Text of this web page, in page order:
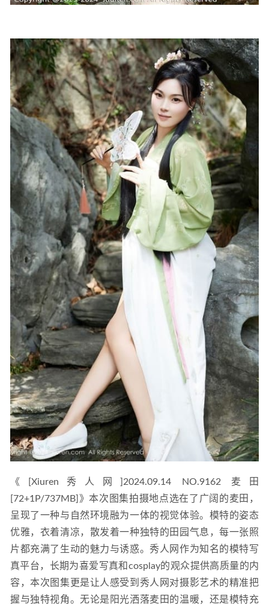
《[Xiuren秀人网]2024.09.14 NO.9162 麦田
[72+1P/737MB]》本次图集拍摄地点选在了广阔的麦田，
呈现了一种与自然环境融为一体的视觉体验。模特的姿态
优雅，衣着清凉，散发着一种独特的田园气息，每一张照
片都充满了生动的魅力与诱惑。秀人网作为知名的模特写
真平台，长期为喜爱写真和cosplay的观众提供高质量的内
容，本次图集更是让人感受到秀人网对摄影艺术的精准把
握与独特视角。无论是阳光洒落麦田的温暖，还是模特充